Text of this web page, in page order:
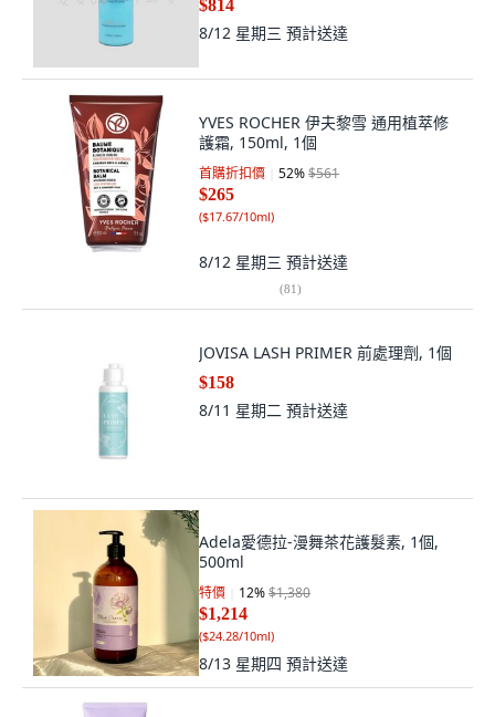
$814
8/12 星期三 預計送達
YVES ROCHER 伊夫黎雪 通用植萃修
護霜, 150ml, 1個
首購折扣價 52%$561
$265
($17.67/10ml)
8/12 星期三 預計送達
(81)
JOVISA LASH PRIMER 前處理劑, 1個
$158
8/11 星期二 預計送達
Adela愛德拉-漫舞茶花護髮素, 1個,
500ml
特價 12%$1,380
$1,214
($24.28/10ml)
8/13 星期四 預計送達